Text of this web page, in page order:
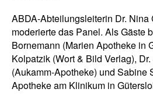
ABDA-Abteilungsleiterin Dr. Nina
moderierte das Panel. Als Gäste
Bornemann (Marien Apotheke in
Kolpatzik (Wort & Bild Verlag),
(Aukamm-Apotheke) und Sabine
Apotheke am Klinikum in